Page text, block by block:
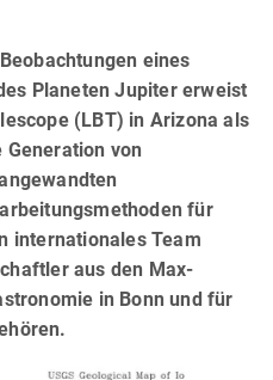
eines
Planeten Jupiter erweist
(LBT) in Arizona als
von
für
internationales Team
aus den Max-
in Bonn und für